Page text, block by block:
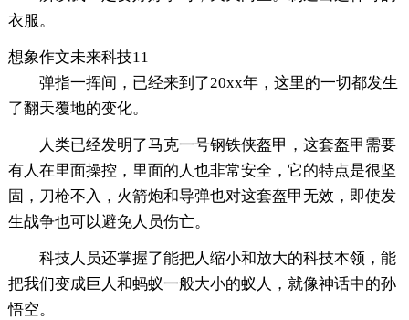
衣服。
想象作文未来科技11
弹指一挥间，已经来到了20xx年，这里的一切都发生
了翻天覆地的变化。
人类已经发明了马克一号钢铁侠盔甲，这套盔甲需要
有人在里面操控，里面的人也非常安全，它的特点是很坚
固，刀枪不入，火箭炮和导弹也对这套盔甲无效，即使发
生战争也可以避免人员伤亡。
科技人员还掌握了能把人缩小和放大的科技本领，能
把我们变成巨人和蚂蚁一般大小的蚁人，就像神话中的孙
悟空。